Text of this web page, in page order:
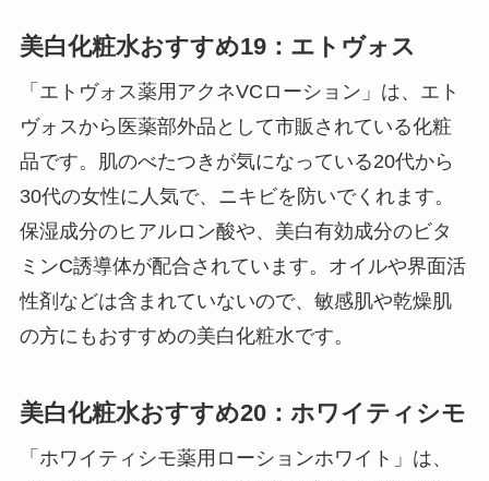
美白化粧水おすすめ19：エトヴォス
「エトヴォス薬用アクネVCローション」は、エト
ヴォスから医薬部外品として市販されている化粧
品です。肌のべたつきが気になっている20代から
30代の女性に人気で、ニキビを防いでくれます。
保湿成分のヒアルロン酸や、美白有効成分のビタ
ミンC誘導体が配合されています。オイルや界面活
性剤などは含まれていないので、敏感肌や乾燥肌
の方にもおすすめの美白化粧水です。
美白化粧水おすすめ20：ホワイティシモ
「ホワイティシモ薬用ローションホワイト」は、